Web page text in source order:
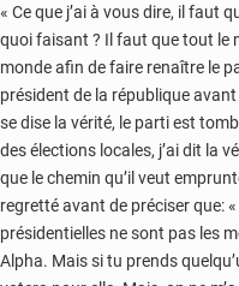
« Ce que j’ai à vous dire, il faut
quoi faisant ? Il faut que tout le
monde afin de faire renaître le
président de la république avant
se dise la vérité, le parti est
des élections locales, j’ai dit la
que le chemin qu’il veut
regretté avant de préciser que:
présidentielles ne sont pas les
Alpha. Mais si tu prends